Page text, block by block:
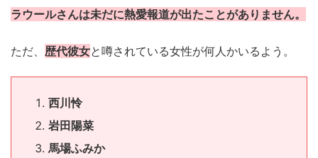
ラウールさんは未だに熱愛報道が出たことがありません。
ただ、 歴代彼女と噂されている女性が何人かいるよう。
西川怜
岩田陽菜
馬場ふみか